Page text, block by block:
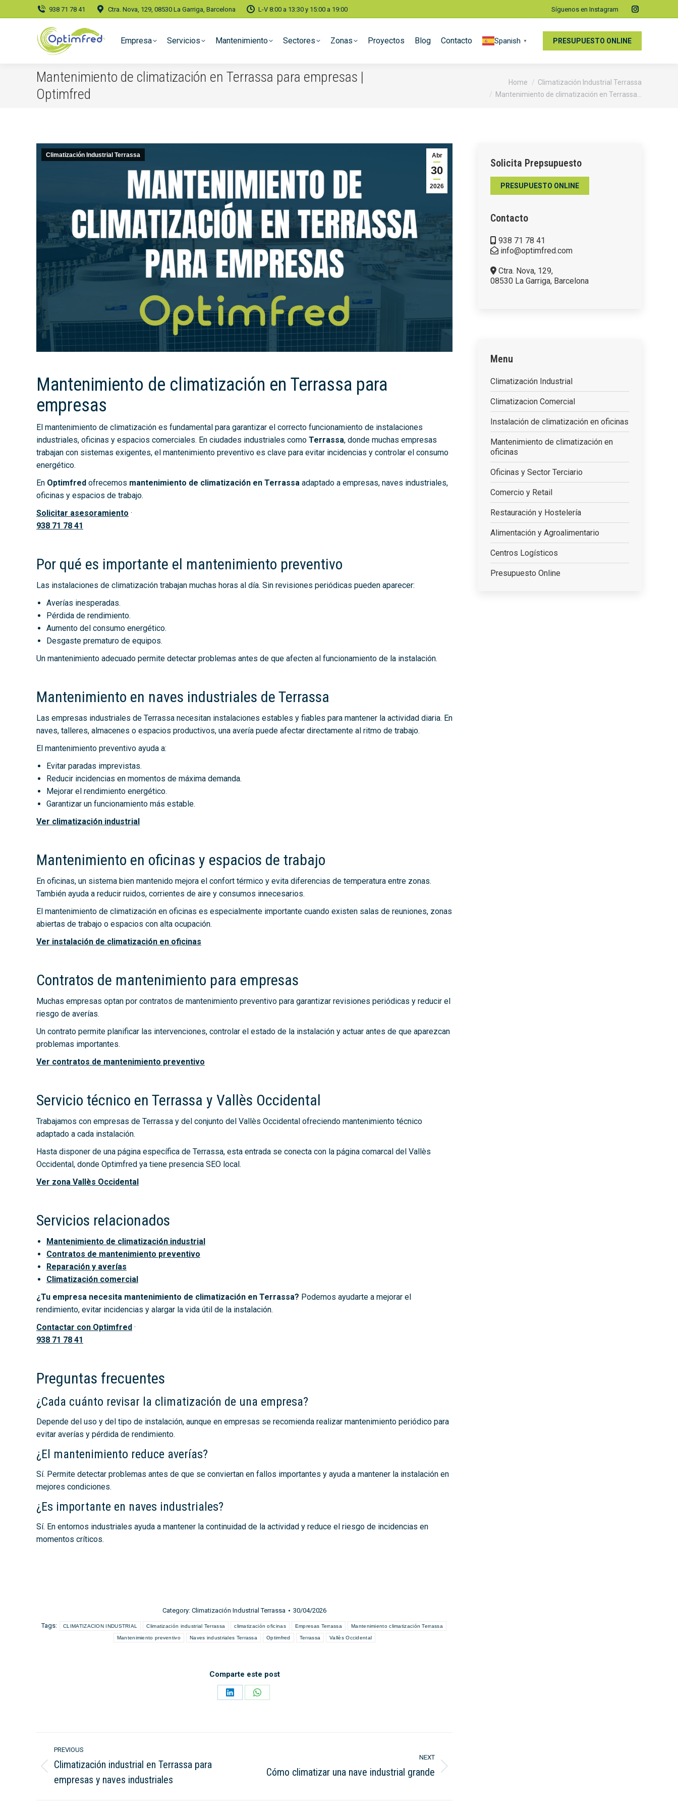
938 71 78 41 Ctra. Nova, 129, 08530 La Garriga, Barcelona L-V 8:00 a 13:30 y 15:00 a 19:00 Síguenos en Instagram
Instagram
window
Empresa Servicios Mantenimiento Sectores Zonas Proyectos Blog Contacto Spanish ▼ PRESUPUESTO ONLINE
Mantenimiento de climatización en Terrassa para empresas |
Optimfred
Home
Climatización Industrial Terrassa
Mantenimiento de climatización en Terrassa…
Abr
30
2026
Climatización Industrial Terrassa
Mantenimiento de climatización en Terrassa para
empresas
El mantenimiento de climatización es fundamental para garantizar el correcto funcionamiento de instalaciones
industriales, oficinas y espacios comerciales. En ciudades industriales como Terrassa, donde muchas empresas
trabajan con sistemas exigentes, el mantenimiento preventivo es clave para evitar incidencias y controlar el consumo
energético.
En Optimfred ofrecemos mantenimiento de climatización en Terrassa adaptado a empresas, naves industriales,
oficinas y espacios de trabajo.
Solicitar asesoramiento ·
938 71 78 41
Por qué es importante el mantenimiento preventivo
Las instalaciones de climatización trabajan muchas horas al día. Sin revisiones periódicas pueden aparecer:
Averías inesperadas.
Pérdida de rendimiento.
Aumento del consumo energético.
Desgaste prematuro de equipos.
Un mantenimiento adecuado permite detectar problemas antes de que afecten al funcionamiento de la instalación.
Mantenimiento en naves industriales de Terrassa
Las empresas industriales de Terrassa necesitan instalaciones estables y fiables para mantener la actividad diaria. En
naves, talleres, almacenes o espacios productivos, una avería puede afectar directamente al ritmo de trabajo.
El mantenimiento preventivo ayuda a:
Evitar paradas imprevistas.
Reducir incidencias en momentos de máxima demanda.
Mejorar el rendimiento energético.
Garantizar un funcionamiento más estable.
Ver climatización industrial
Mantenimiento en oficinas y espacios de trabajo
En oficinas, un sistema bien mantenido mejora el confort térmico y evita diferencias de temperatura entre zonas.
También ayuda a reducir ruidos, corrientes de aire y consumos innecesarios.
El mantenimiento de climatización en oficinas es especialmente importante cuando existen salas de reuniones, zonas
abiertas de trabajo o espacios con alta ocupación.
Ver instalación de climatización en oficinas
Contratos de mantenimiento para empresas
Muchas empresas optan por contratos de mantenimiento preventivo para garantizar revisiones periódicas y reducir el
riesgo de averías.
Un contrato permite planificar las intervenciones, controlar el estado de la instalación y actuar antes de que aparezcan
problemas importantes.
Ver contratos de mantenimiento preventivo
Servicio técnico en Terrassa y Vallès Occidental
Trabajamos con empresas de Terrassa y del conjunto del Vallès Occidental ofreciendo mantenimiento técnico
adaptado a cada instalación.
Hasta disponer de una página específica de Terrassa, esta entrada se conecta con la página comarcal del Vallès
Occidental, donde Optimfred ya tiene presencia SEO local.
Ver zona Vallès Occidental
Servicios relacionados
Mantenimiento de climatización industrial
Contratos de mantenimiento preventivo
Reparación y averías
Climatización comercial
¿Tu empresa necesita mantenimiento de climatización en Terrassa? Podemos ayudarte a mejorar el
rendimiento, evitar incidencias y alargar la vida útil de la instalación.
Contactar con Optimfred ·
938 71 78 41
Preguntas frecuentes
¿Cada cuánto revisar la climatización de una empresa?
Depende del uso y del tipo de instalación, aunque en empresas se recomienda realizar mantenimiento periódico para
evitar averías y pérdida de rendimiento.
¿El mantenimiento reduce averías?
Sí. Permite detectar problemas antes de que se conviertan en fallos importantes y ayuda a mantener la instalación en
mejores condiciones.
¿Es importante en naves industriales?
Sí. En entornos industriales ayuda a mantener la continuidad de la actividad y reduce el riesgo de incidencias en
momentos críticos.
Category: Climatización Industrial Terrassa 30/04/2026
Tags: CLIMATIZACION INDUSTRIAL Climatización industrial Terrassa climatización oficinas Empresas Terrassa Mantenimiento climatización Terrassa
Mantenimiento preventivo Naves industriales Terrassa Optimfred Terrassa Vallès Occidental
Comparte este post
Share
Share
navigation
PREVIOUS
post:
Climatización industrial en Terrassa para
empresas y naves industriales
NEXT
Next
Cómo climatizar una nave industrial grande
Solicita Prepsupuesto
PRESUPUESTO ONLINE
Contacto
938 71 78 41
info@optimfred.com
Ctra. Nova, 129,
08530 La Garriga, Barcelona
Menu
Climatización Industrial
Climatizacion Comercial
Instalación de climatización en oficinas
Mantenimiento de climatización en
oficinas
Oficinas y Sector Terciario
Comercio y Retail
Restauración y Hostelería
Alimentación y Agroalimentario
Centros Logísticos
Presupuesto Online